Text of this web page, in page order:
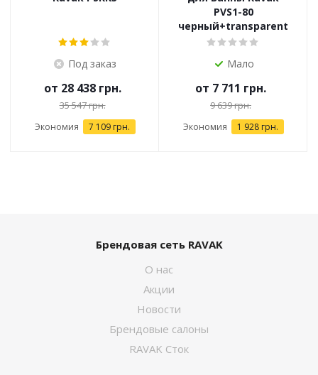
Под заказ
от 28 438 грн.
35 547 грн.
Экономия 7 109 грн.
PVS1-80
черный+transparent
Мало
от 7 711 грн.
9 639 грн.
Экономия 1 928 грн.
Брендовая сеть RAVAK
О нас
Акции
Новости
Брендовые салоны
RAVAK Сток